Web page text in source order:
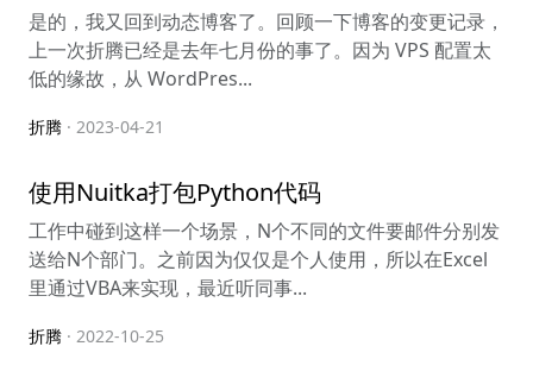
是的，我又回到动态博客了。回顾一下博客的变更记录，
上一次折腾已经是去年七月份的事了。因为 VPS 配置太
低的缘故，从 WordPres...
折腾 · 2023-04-21
使用Nuitka打包Python代码
工作中碰到这样一个场景，N个不同的文件要邮件分别发
送给N个部门。之前因为仅仅是个人使用，所以在Excel
里通过VBA来实现，最近听同事...
折腾 · 2022-10-25